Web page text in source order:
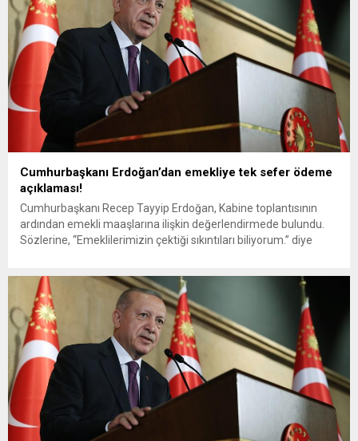
Cumhurbaşkanı Erdoğan’dan emekliye tek sefer ödeme
açıklaması!
Cumhurbaşkanı Recep Tayyip Erdoğan, Kabine toplantısının
ardından emekli maaşlarına ilişkin değerlendirmede bulundu.
Sözlerine, “Emeklilerimizin çektiği sıkıntıları biliyorum.” diye
karar aldık. Emeklilerimize bir defaya mahsus olmak üzere 5
bin Türk Lirası ödemeyi yapmayı kararlaştırdık.” ifadelerini
kullandı. Erdoğan, yılbaşında emeklilerin durumunun tekrar...